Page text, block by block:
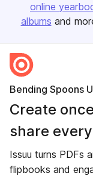
online
albums and
Bending Spoons
Create
share
Issuu turns PDFs
flipbooks and